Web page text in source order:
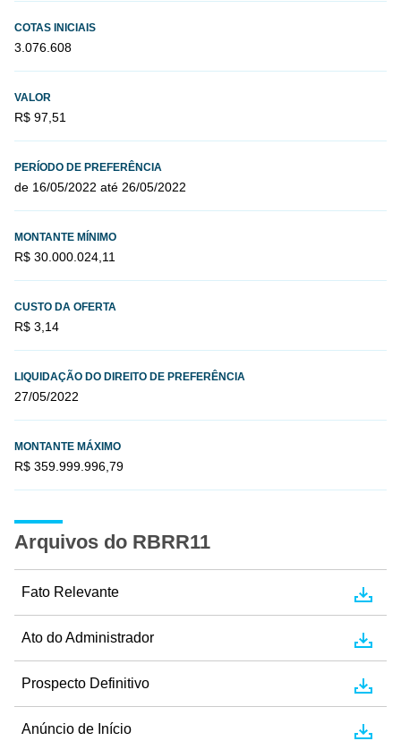
COTAS INICIAIS
3.076.608
VALOR
R$ 97,51
PERÍODO DE PREFERÊNCIA
de 16/05/2022 até 26/05/2022
MONTANTE MÍNIMO
R$ 30.000.024,11
CUSTO DA OFERTA
R$ 3,14
LIQUIDAÇÃO DO DIREITO DE PREFERÊNCIA
27/05/2022
MONTANTE MÁXIMO
R$ 359.999.996,79
Arquivos do RBRR11
Fato Relevante
Ato do Administrador
Prospecto Definitivo
Anúncio de Início